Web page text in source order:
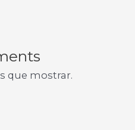
que mostrar.